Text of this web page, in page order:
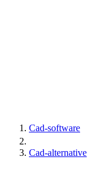
Cad-software
Cad-alternative